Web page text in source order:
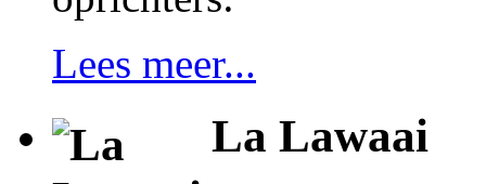
Lees meer...
La Lawaai